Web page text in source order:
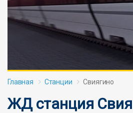
Главная Станции Свиягино
ЖД станция